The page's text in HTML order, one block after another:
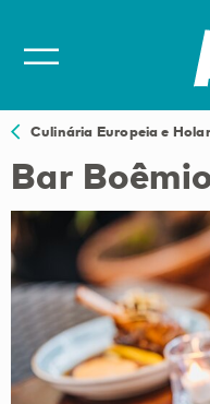
Culinária Europeia e
Bar